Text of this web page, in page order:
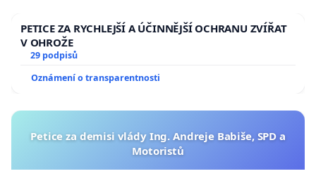
PETICE ZA RYCHLEJŠÍ A ÚČINNĚJŠÍ OCHRANU ZVÍŘAT
V OHROŽE
29 podpisů
Oznámení o transparentnosti
Petice za demisi vlády Ing. Andreje Babiše, SPD a
Motoristů